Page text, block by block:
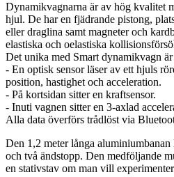
Dynamikvagnarna är av hög kvalitet
hjul. De har en fjädrande pistong,
eller draglina samt magneter och
elastiska och oelastiska
Det unika med Smart dynamikvagn
- En optisk sensor läser av ett hjuls
position, hastighet och acceleration.
- På kortsidan sitter en kraftsensor.
- Inuti vagnen sitter en 3-axlad
Alla data överförs trådlöst via
Den 1,2 meter långa aluminiumbanan
och två ändstopp. Den medföljande
en stativstav om man vill